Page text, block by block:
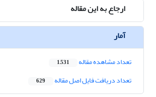
ارجاع به این مقاله
آمار
تعداد مشاهده مقاله 1,531
تعداد دریافت فایل اصل مقاله 629